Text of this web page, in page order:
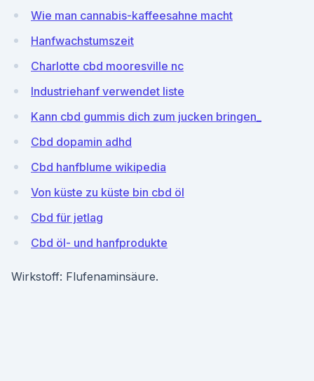
Wie man cannabis-kaffeesahne macht
Hanfwachstumszeit
Charlotte cbd mooresville nc
Industriehanf verwendet liste
Kann cbd gummis dich zum jucken bringen_
Cbd dopamin adhd
Cbd hanfblume wikipedia
Von küste zu küste bin cbd öl
Cbd für jetlag
Cbd öl- und hanfprodukte
Wirkstoff: Flufenaminsäure.